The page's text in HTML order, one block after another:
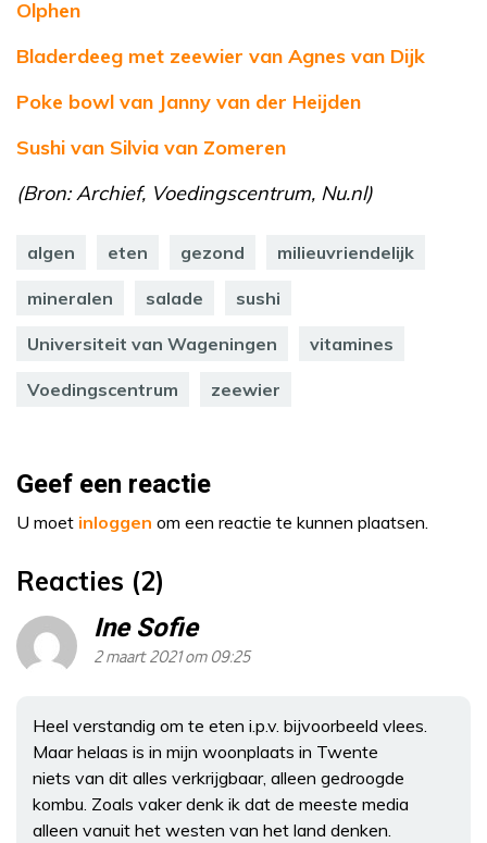
Olphen
Bladerdeeg met zeewier van Agnes van Dijk
Poke bowl van Janny van der Heijden
Sushi van Silvia van Zomeren
(Bron: Archief, Voedingscentrum, Nu.nl)
algen eten gezond milieuvriendelijk
mineralen salade sushi
Universiteit van Wageningen vitamines
Voedingscentrum zeewier
Geef een reactie
U moet inloggen om een reactie te kunnen plaatsen.
Reacties (2)
Ine Sofie
2 maart 2021 om 09:25
Heel verstandig om te eten i.p.v. bijvoorbeeld vlees.
Maar helaas is in mijn woonplaats in Twente
niets van dit alles verkrijgbaar, alleen gedroogde
kombu. Zoals vaker denk ik dat de meeste media
alleen vanuit het westen van het land denken.